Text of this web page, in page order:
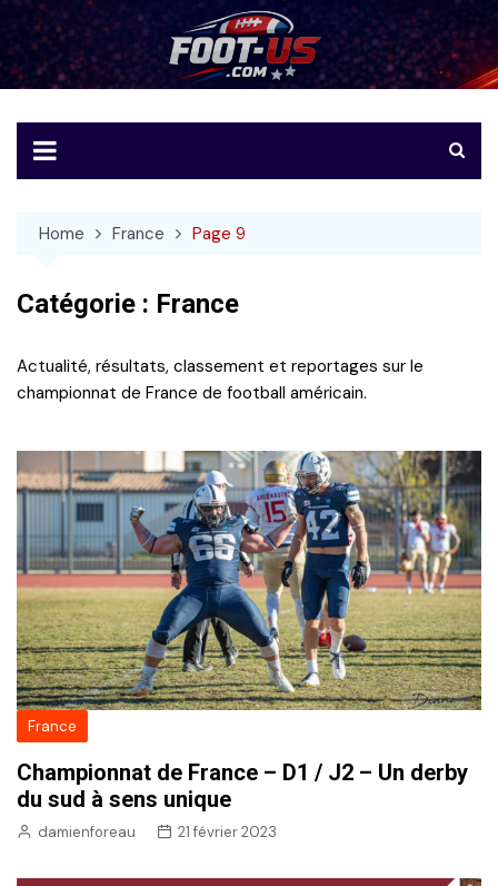
to
content
Foot-US
Le football américain en français
Home France Page 9
Catégorie : France
Actualité, résultats, classement et reportages sur le
championnat de France de football américain.
France
Championnat de France – D1 / J2 – Un derby
du sud à sens unique
damienforeau 21 février 2023